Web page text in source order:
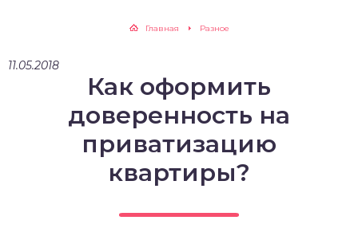
Главная Разное
11.05.2018
Как оформить
доверенность на
приватизацию
квартиры?